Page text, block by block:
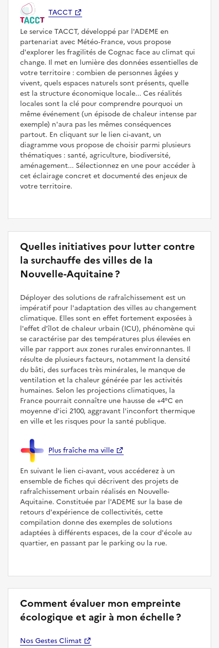
TACCT
Le service TACCT, développé par l'ADEME en
partenariat avec Météo‑France, vous propose
d'explorer les fragilités de Cognac face au climat qui
change. Il met en lumière des données essentielles de
votre territoire : combien de personnes âgées y
vivent, quels espaces naturels sont présents, quelle
est la structure économique locale... Ces réalités
locales sont la clé pour comprendre pourquoi un
même événement (un épisode de chaleur intense par
exemple) n'aura pas les mêmes conséquences
partout. En cliquant sur le lien ci-avant, un
diagramme vous propose de choisir parmi plusieurs
thématiques : santé, agriculture, biodiversité,
aménagement... Sélectionnez en une pour accéder à
cet éclairage concret et documenté des enjeux de
votre territoire.
Quelles initiatives pour lutter contre
la surchauffe des villes de la
Nouvelle-Aquitaine ?
Déployer des solutions de rafraîchissement est un
impératif pour l'adaptation des villes au changement
climatique. Elles sont en effet fortement exposées à
l'effet d'îlot de chaleur urbain (ICU), phénomène qui
se caractérise par des températures plus élevées en
ville par rapport aux zones rurales environnantes. Il
résulte de plusieurs facteurs, notamment la densité
du bâti, des surfaces très minérales, le manque de
ventilation et la chaleur générée par les activités
humaines. Selon les projections climatiques, la
France pourrait connaître une hausse de +4°C en
moyenne d'ici 2100, aggravant l'inconfort thermique
en ville et les risques pour la santé publique.
Plus fraîche ma ville
En suivant le lien ci-avant, vous accéderez à un
ensemble de fiches qui décrivent des projets de
rafraîchissement urbain réalisés en Nouvelle-
Aquitaine. Constituée par l'ADEME sur la base de
retours d'expérience de collectivités, cette
compilation donne des exemples de solutions
adaptées à différents espaces, de la cour d'école au
quartier, en passant par le parking ou la rue.
Comment évaluer mon empreinte
écologique et agir à mon échelle ?
Nos Gestes Climat